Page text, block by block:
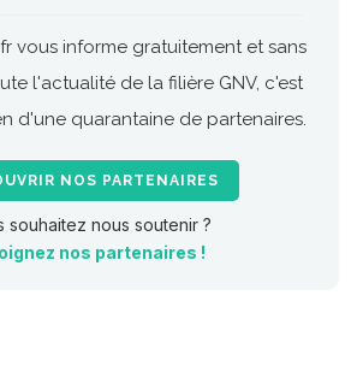
vous informe gratuitement et sans
l'actualité de la filière GNV, c'est
d'une quarantaine de partenaires.
NOS PARTENAIRES
souhaitez nous soutenir ?
nos partenaires !